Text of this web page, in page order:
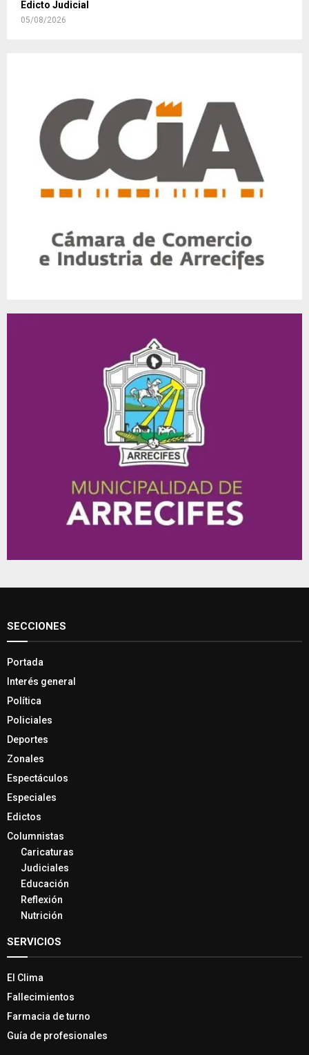
Edicto Judicial
05/08/2026
SECCIONES
Portada
Interés general
Política
Policiales
Deportes
Zonales
Espectáculos
Especiales
Edictos
Columnistas
Caricaturas
Judiciales
Educación
Reflexión
Nutrición
SERVICIOS
El Clima
Fallecimientos
Farmacia de turno
Guía de profesionales